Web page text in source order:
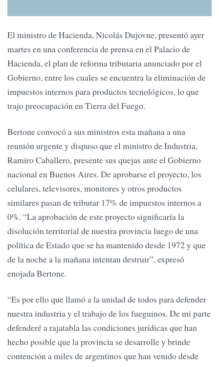
El ministro de Hacienda, Nicolás Dujovne, presentó ayer
martes en una conferencia de prensa en el Palacio de
Hacienda, el plan de reforma tributaria anunciado por el
Gobierno, entre los cuales se encuentra la eliminación de
impuestos internos para productos tecnológicos, lo que
trajo preocupación en Tierra del Fuego.
Bertone convocó a sus ministros esta mañana a una
reunión urgente y dispuso que el ministro de Industria,
Ramiro Caballero, presente sus quejas ante el Gobierno
nacional en Buenos Aires. De aprobarse el proyecto, los
celulares, televisores, monitores y otros productos
similares pasan de tributar 17% de impuestos internos a
0%. “La aprobación de este proyecto significaría la
disolución territorial de nuestra provincia luego de una
política de Estado que se ha mantenido desde 1972 y que
de la noche a la mañana intentan destruir”, expresó
enojada Bertone.
“Es por ello que llamó a la unidad de todos para defender
nuestra industria y el trabajo de los fueguinos. De mi parte
defenderé a rajatabla las condiciones jurídicas que han
hecho posible que la provincia se desarrolle y brinde
contención a miles de argentinos que han venido desde